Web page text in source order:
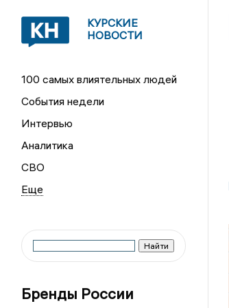
КУРСКИЕ
НОВОСТИ
100 самых влиятельных людей
События недели
Интервью
Аналитика
СВО
Бренды России